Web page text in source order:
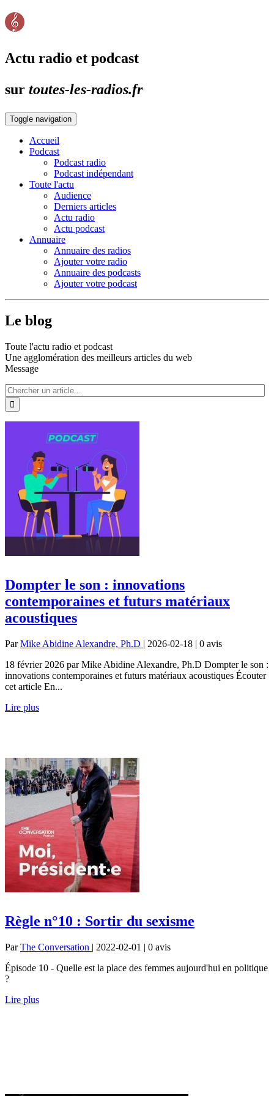
Actu radio et podcast
sur toutes-les-radios.fr
Toggle navigation
Accueil
Podcast
Podcast radio
Podcast indépendant
Toute l'actu
Audience
Derniers articles
Actu radio
Actu podcast
Annuaire
Annuaire des radios
Ajouter votre radio
Annuaire des podcasts
Ajouter votre podcast
Le blog
Toute l'actu radio et podcast
Une agglomération des meilleurs articles du web
Message
Dompter le son : innovations
contemporaines et futurs matériaux
acoustiques
ParMike Abidine Alexandre, Ph.D | 2026-02-18 | 0 avis
18 février 2026 par Mike Abidine Alexandre, Ph.D Dompter le son :
innovations contemporaines et futurs matériaux acoustiques Écouter
cet article En...
Lire plus
Règle n°10 : Sortir du sexisme
ParThe Conversation | 2022-02-01 | 0 avis
Épisode 10 - Quelle est la place des femmes aujourd'hui en politique
?
Lire plus